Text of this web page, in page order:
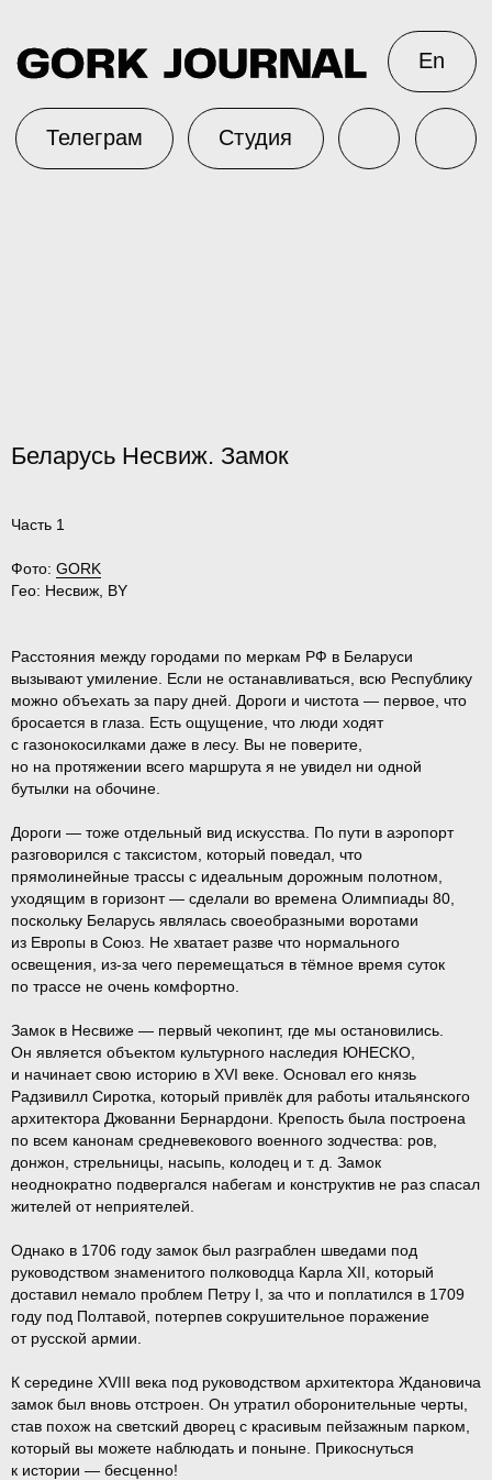
Беларусь Несвиж. Замок
Часть 1
Фото: GORK
Гео: Несвиж, BY
Расстояния между городами по меркам РФ в Беларуси
вызывают умиление. Если не останавливаться, всю Республику
можно объехать за пару дней. Дороги и чистота — первое, что
бросается в глаза. Есть ощущение, что люди ходят
с газонокосилками даже в лесу. Вы не поверите,
но на протяжении всего маршрута я не увидел ни одной
бутылки на обочине.
Дороги — тоже отдельный вид искусства. По пути в аэропорт
разговорился с таксистом, который поведал, что
прямолинейные трассы с идеальным дорожным полотном,
уходящим в горизонт — сделали во времена Олимпиады 80,
поскольку Беларусь являлась своеобразными воротами
из Европы в Союз. Не хватает разве что нормального
освещения, из-за чего перемещаться в тёмное время суток
по трассе не очень комфортно.
Замок в Несвиже — первый чекопинт, где мы остановились.
Он является объектом культурного наследия ЮНЕСКО,
и начинает свою историю в XVI веке. Основал его князь
Радзивилл Сиротка, который привлёк для работы итальянского
архитектора Джованни Бернардони. Крепость была построена
по всем канонам средневекового военного зодчества: ров,
донжон, стрельницы, насыпь, колодец и т. д. Замок
неоднократно подвергался набегам и конструктив не раз спасал
жителей от неприятелей.
Однако в 1706 году замок был разграблен шведами под
руководством знаменитого полководца Карла XII, который
доставил немало проблем Петру I, за что и поплатился в 1709
году под Полтавой, потерпев сокрушительное поражение
от русской армии.
К середине XVIII века под руководством архитектора Ждановича
замок был вновь отстроен. Он утратил оборонительные черты,
став похож на светский дворец с красивым пейзажным парком,
который вы можете наблюдать и поныне. Прикоснуться
к истории — бесценно!